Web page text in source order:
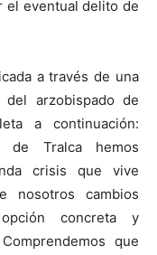
el eventual delito de
a través de una
arzobispado de
a continuación:
de Tralca hemos
crisis que vive
nosotros cambios
concreta y
que